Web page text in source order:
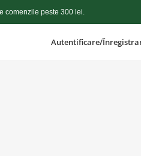
comenzile peste 300 lei.
Autentificare/